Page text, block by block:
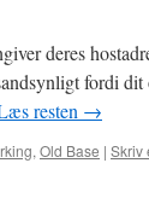
deres
fordi dit
resten →
, Old Base | Skriv